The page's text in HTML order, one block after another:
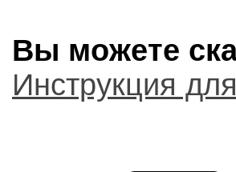
Вы можете
Инструкция